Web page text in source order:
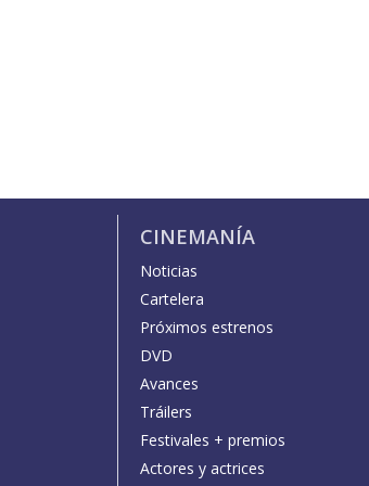
CINEMANÍA
Noticias
Cartelera
Próximos estrenos
DVD
Avances
Tráilers
Festivales + premios
Actores y actrices